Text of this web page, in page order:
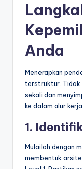
Anda
Menerapkan
terstruktur. Tidak
sekali dan
ke dalam alur
1.
Mulailah dengan
membentuk